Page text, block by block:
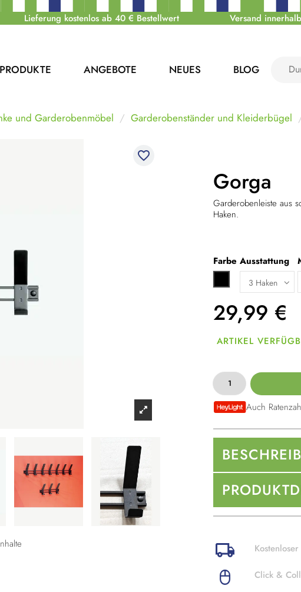
Lieferung kostenlos ab 40 € Bestellwert Versand
PRODUKTE ANGEBOTE NEUES BLOG
und Garderobenmöbel Garderobenständer und Kleiderbügel
favorite_border
Gorga
Garderobenleiste aus
Haken.
Farbe
Schwarz
Ausstattung
29,99 €
ARTIKEL
Auch
Click &